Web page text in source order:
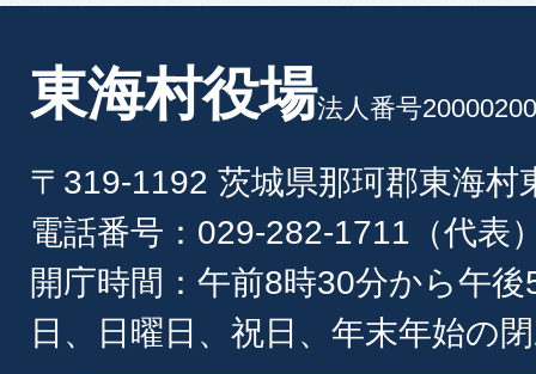
東海村役場法人番号
〒319-1192 茨城県那珂郡東海村
電話番号：029-282-1711（代表
開庁時間：午前8時30分から午
日、日曜日、祝日、年末年始の